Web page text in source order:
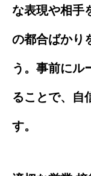
な表現や相手
の都合ばかり
う。事前にル
ることで、自
す。